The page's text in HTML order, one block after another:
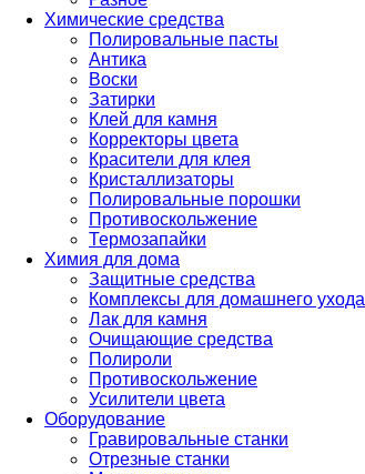
Химические средства
Полировальные пасты
Антика
Воски
Затирки
Клей для камня
Корректоры цвета
Красители для клея
Кристаллизаторы
Полировальные порошки
Противоскольжение
Термозапайки
Химия для дома
Защитные средства
Комплексы для домашнего ухода
Лак для камня
Очищающие средства
Полироли
Противоскольжение
Усилители цвета
Оборудование
Гравировальные станки
Отрезные станки